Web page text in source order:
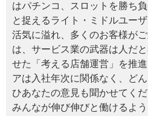
はパチンコ、スロットを勝ち
と捉えるライト・ミドルユー
活気に溢れ、多くのお客様が
は、サービス業の武器は人だ
せた「考える店舗運営」を推
アは入社年次に関係なく、ど
ひあなたの意見も聞かせてくだ
みんなが伸び伸びと働けるよ